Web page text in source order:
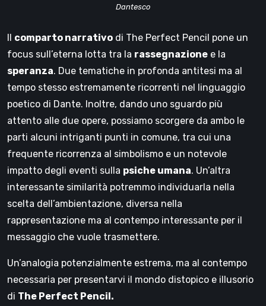
Dantesco
Il comparto narrativo di The Perfect Pencil pone un
focus sull’eterna lotta tra la rassegnazione e la
speranza. Due tematiche in profonda antitesi ma al
tempo stesso estremamente ricorrenti nel linguaggio
poetico di Dante. Inoltre, dando uno sguardo più
attento alle due opere, possiamo scorgere da ambo le
parti alcuni intriganti punti in comune, tra cui una
frequente ricorrenza al simbolismo e un notevole
impatto degli eventi sulla psiche umana. Un’altra
interessante similarità potremmo individuarla nella
scelta dell’ambientazione, diversa nella
rappresentazione ma al contempo interessante per il
messaggio che vuole trasmettere.
Un’analogia potenzialmente estrema, ma al contempo
necessaria per presentarvi il mondo distopico e illusorio
di The Perfect Pencil.